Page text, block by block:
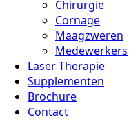
Chirurgie
Cornage
Maagzweren
Medewerkers
Laser Therapie
Supplementen
Brochure
Contact